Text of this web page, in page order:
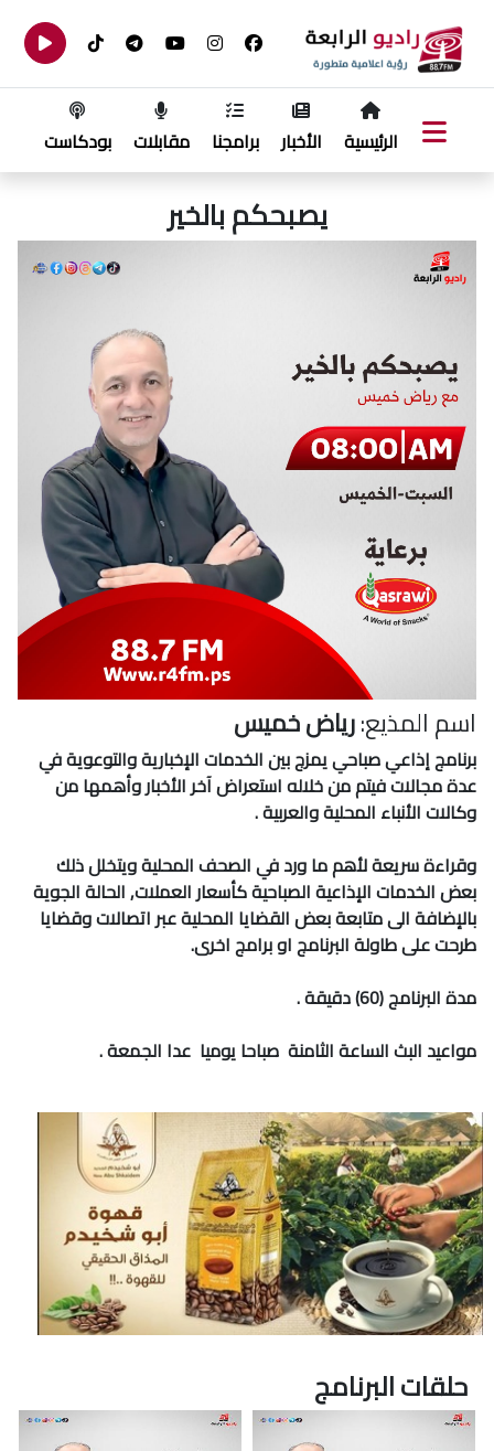
الرئيسية الأخبار برامجنا مقابلات بودكاست
يصبحكم بالخير
اسم المذيع:رياض خميس
برنامج إذاعي صباحي يمزج بين الخدمات الإخبارية والتوعوية في
عدة مجالات فيتم من خلاله استعراض آخر الأخبار وأهمها من
وكالات الأنباء المحلية والعربية .
وقراءة سريعة لأهم ما ورد في الصحف المحلية ويتخلل ذلك
بعض الخدمات الإذاعية الصباحية كأسعار العملات, الحالة الجوية
بالإضافة الى متابعة بعض القضايا المحلية عبر اتصالات وقضايا
طرحت على طاولة البرنامج او برامج اخرى.
مدة البرنامج (60) دقيقة .
مواعيد البث الساعة الثامنة صباحا يوميا عدا الجمعة .
حلقات البرنامج